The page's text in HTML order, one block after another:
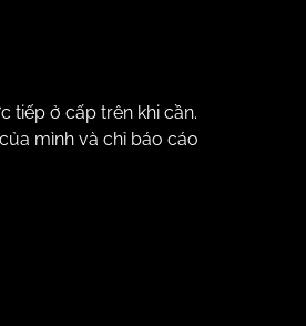
tiếp ở cấp trên khi cần.
mình và chỉ báo cáo